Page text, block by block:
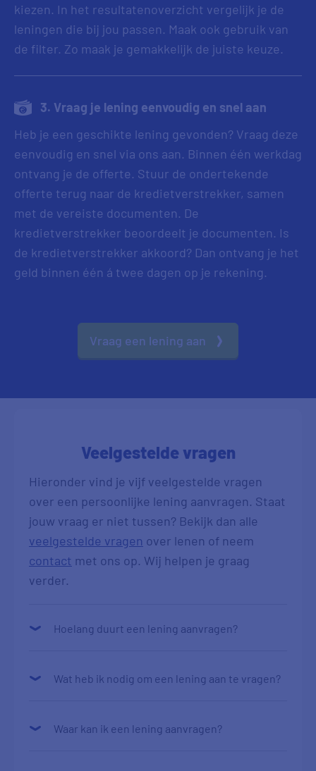
kiezen. In het resultatenoverzicht vergelijk je de
leningen die bij jou passen. Maak ook gebruik van
de filter. Zo maak je gemakkelijk de juiste keuze.
3. Vraag je lening eenvoudig en snel aan
Heb je een geschikte lening gevonden? Vraag deze
eenvoudig en snel via ons aan. Binnen één werkdag
ontvang je de offerte. Stuur de ondertekende
offerte terug naar de kredietverstrekker, samen
met de vereiste documenten. De
kredietverstrekker beoordeelt je documenten. Is
de kredietverstrekker akkoord? Dan ontvang je het
geld binnen één á twee dagen op je rekening.
Vraag een lening aan
Veelgestelde vragen
Hieronder vind je vijf veelgestelde vragen
over een persoonlijke lening aanvragen. Staat
jouw vraag er niet tussen? Bekijk dan alle
veelgestelde vragen over lenen of neem
contact met ons op. Wij helpen je graag
verder.
Hoelang duurt een lening aanvragen?
Wat heb ik nodig om een lening aan te vragen?
Waar kan ik een lening aanvragen?